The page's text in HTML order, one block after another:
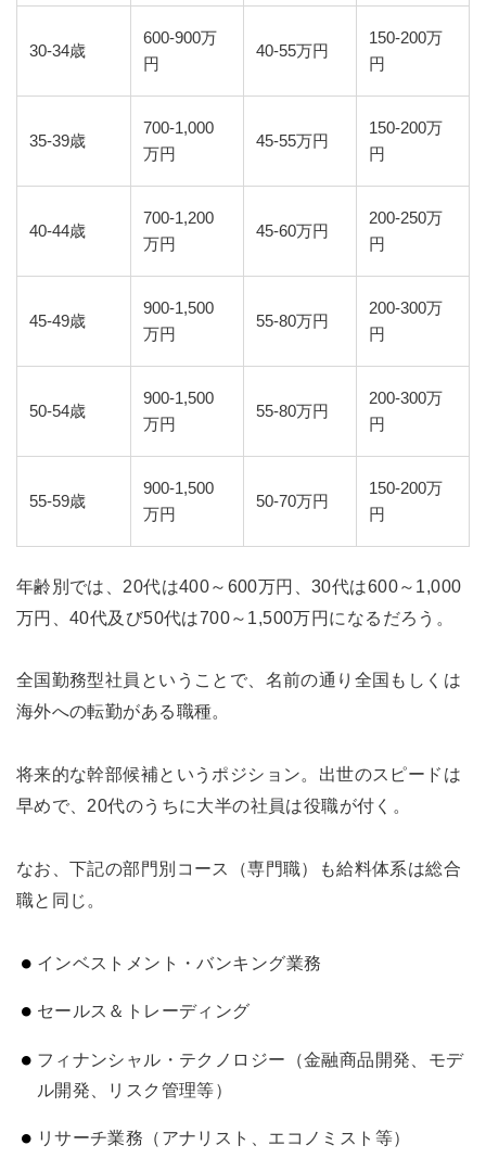
30-34歳
600-900万
円
40-55万円
150-200万
円
35-39歳
700-1,000
万円
45-55万円
150-200万
円
40-44歳
700-1,200
万円
45-60万円
200-250万
円
45-49歳
900-1,500
万円
55-80万円
200-300万
円
50-54歳
900-1,500
万円
55-80万円
200-300万
円
55-59歳
900-1,500
万円
50-70万円
150-200万
円
年齢別では、20代は400～600万円、30代は600～1,000
万円、40代及び50代は700～1,500万円になるだろう。
全国勤務型社員ということで、名前の通り全国もしくは
海外への転勤がある職種。
将来的な幹部候補というポジション。出世のスピードは
早めで、20代のうちに大半の社員は役職が付く。
なお、下記の部門別コース（専門職）も給料体系は総合
職と同じ。
インベストメント・バンキング業務
セールス＆トレーディング
フィナンシャル・テクノロジー（金融商品開発、モデ
ル開発、リスク管理等）
リサーチ業務（アナリスト、エコノミスト等）